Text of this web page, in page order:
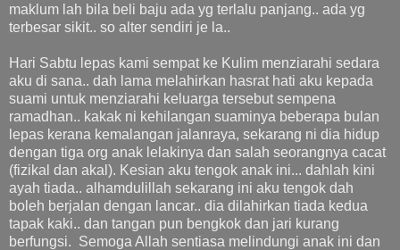
maklum lah bila beli baju ada yg terlalu panjang.. ada yg
terbesar sikit.. so alter sendiri je la..
Hari Sabtu lepas kami sempat ke Kulim menziarahi sedara
aku di sana.. dah lama melahirkan hasrat hati aku kepada
suami untuk menziarahi keluarga tersebut sempena
ramadhan.. kakak ni kehilangan suaminya beberapa bulan
lepas kerana kemalangan jalanraya, sekarang ni dia hidup
dengan tiga org anak lelakinya dan salah seorangnya cacat
(fizikal dan akal). Kesian aku tengok anak ini... dahlah kini
ayah tiada.. alhamdulillah sekarang ini aku tengok dah
boleh berjalan dengan lancar.. dia dilahirkan tiada kedua
tapak kaki.. dan tangan pun bengkok dan jari kurang
berfungsi. Semoga Allah sentiasa melindungi anak ini dan